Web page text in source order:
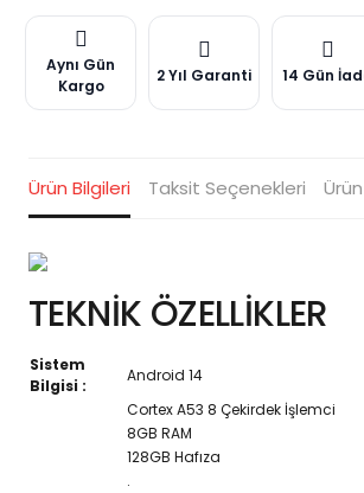
Aynı Gün
Kargo
2 Yıl Garanti 14 Gün
Ürün Bilgileri Taksit Seçenekleri
TEKNİK ÖZELLİKLER
Sistem
Bilgisi :
Android 14
Cortex A53 8 Çekirdek İşlemci
8GB RAM
128GB Hafıza
.